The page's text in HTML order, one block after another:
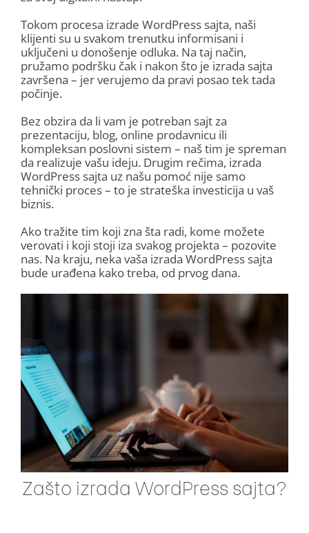
Tokom procesa izrade WordPress sajta, naši
klijenti su u svakom trenutku informisani i
uključeni u donošenje odluka. Na taj način,
pružamo podršku čak i nakon što je izrada sajta
završena – jer verujemo da pravi posao tek tada
počinje.
Bez obzira da li vam je potreban sajt za
prezentaciju, blog, online prodavnicu ili
kompleksan poslovni sistem – naš tim je spreman
da realizuje vašu ideju. Drugim rečima, izrada
WordPress sajta uz našu pomoć nije samo
tehnički proces – to je strateška investicija u vaš
biznis.
Ako tražite tim koji zna šta radi, kome možete
verovati i koji stoji iza svakog projekta – pozovite
nas. Na kraju, neka vaša izrada WordPress sajta
bude urađena kako treba, od prvog dana.
Zašto izrada WordPress sajta?